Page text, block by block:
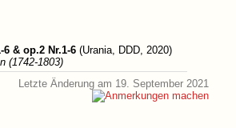
& op.2 Nr.1-6 (Urania, DDD, 2020)
(1742-1803)
Letzte Änderung am 19. September 2021